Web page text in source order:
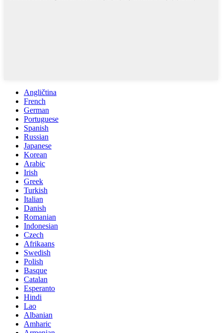
Angličtina
French
German
Portuguese
Spanish
Russian
Japanese
Korean
Arabic
Irish
Greek
Turkish
Italian
Danish
Romanian
Indonesian
Czech
Afrikaans
Swedish
Polish
Basque
Catalan
Esperanto
Hindi
Lao
Albanian
Amharic